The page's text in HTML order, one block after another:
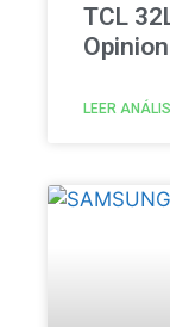
TCL
LEER